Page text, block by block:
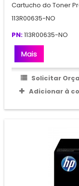
Cartucho do Toner
113R00635-NO
PN:113R00635-NO
Mais
Solicitar
Adicionar à